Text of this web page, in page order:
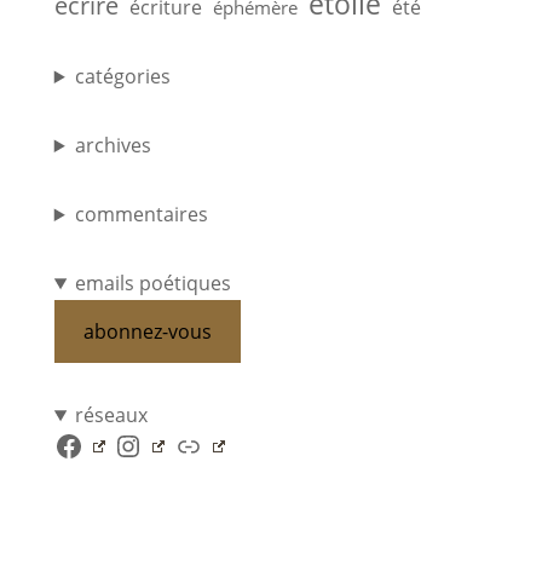
écriture éphémère été
catégories
archives
commentaires
emails poétiques
abonnez-vous
réseaux
Facebook
Instagram
Lien